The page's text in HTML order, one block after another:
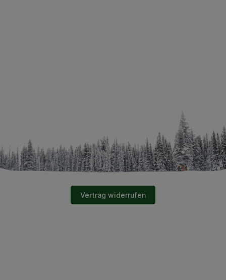
Vertrag widerrufen